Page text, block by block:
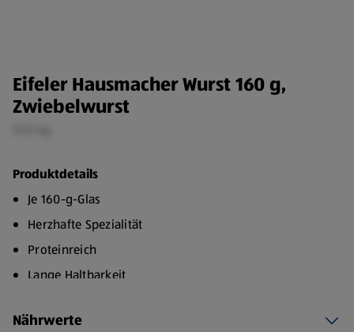
Eifeler Hausmacher Wurst 160 g,
Zwiebelwurst
Produktdetails
Je 160-g-Glas
Herzhafte Spezialität
Proteinreich
Lange Haltbarkeit
Nährwerte